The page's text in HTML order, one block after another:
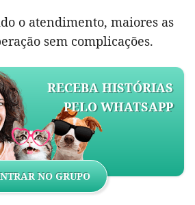
o atendimento, maiores as
sem complicações.
RECEBA HISTÓRIAS
PELO WHATSAPP
NO GRUPO